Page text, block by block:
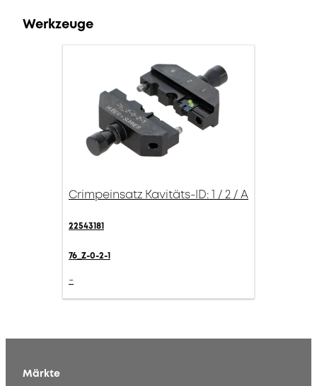
Werkzeuge
Crimpeinsatz Kavitäts-ID: 1 / 2 / A
22543181
76_Z-0-2-1
-
Märkte